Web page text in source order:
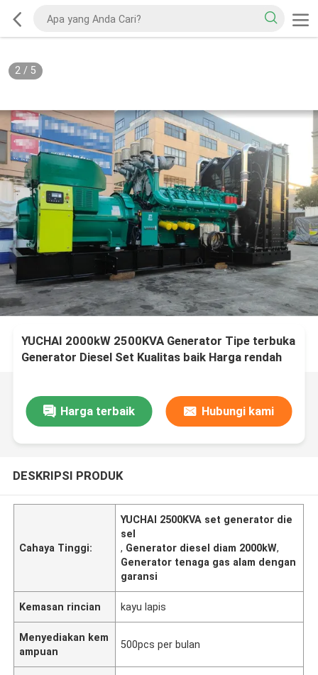
2/ 5
YUCHAI 2000kW 2500KVA Generator Tipe terbuka
Generator Diesel Set Kualitas baik Harga rendah
Harga terbaik Hubungi kami
DESKRIPSI PRODUK
Cahaya Tinggi:
YUCHAI 2500KVA set generator die
sel
, Generator diesel diam 2000kW,
Generator tenaga gas alam dengan
garansi
Kemasan rincian kayu lapis
Menyediakan kem
ampuan
500pcs per bulan